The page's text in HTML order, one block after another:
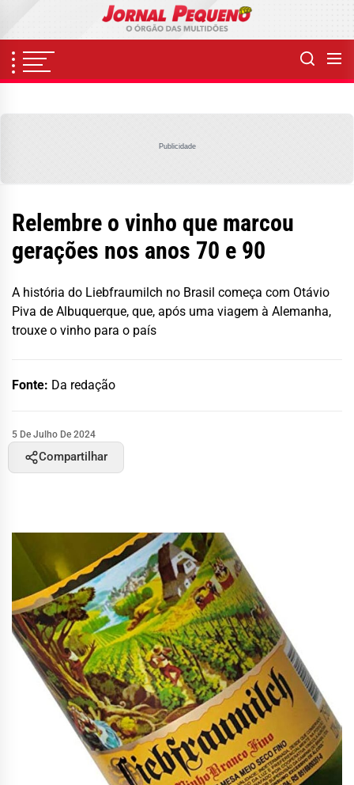
content
Publicidade
Relembre o vinho que marcou
gerações nos anos 70 e 90
A história do Liebfraumilch no Brasil começa com Otávio
Piva de Albuquerque, que, após uma viagem à Alemanha,
trouxe o vinho para o país
Fonte: Da redação
5 De Julho De 2024
Compartilhar